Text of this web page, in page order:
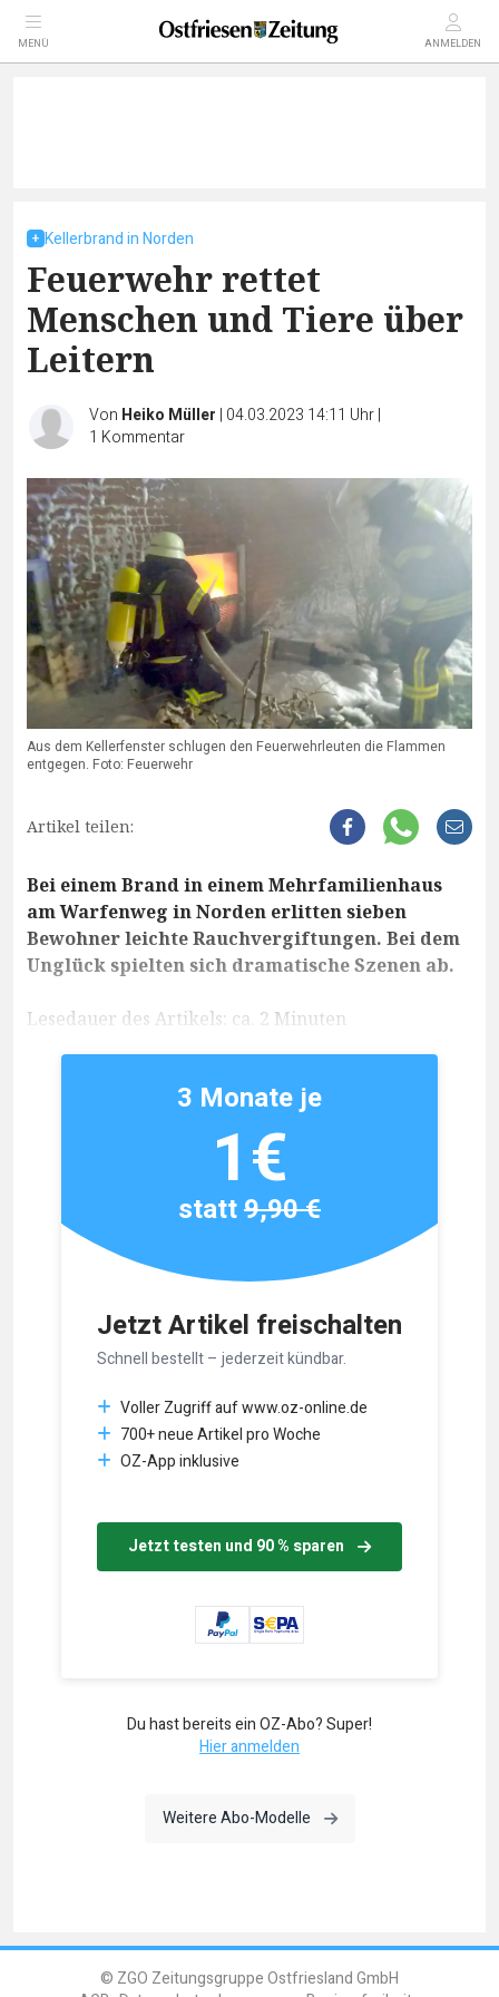
MENÜ ANMELDEN
Kellerbrand in Norden
Feuerwehr rettet
Menschen und Tiere über
Leitern
Von Heiko Müller | 04.03.2023 14:11 Uhr|
1 Kommentar
Aus dem Kellerfenster schlugen den Feuerwehrleuten die Flammen
entgegen. Foto: Feuerwehr
Artikel teilen:
Bei einem Brand in einem Mehrfamilienhaus
am Warfenweg in Norden erlitten sieben
Bewohner leichte Rauchvergiftungen. Bei dem
Unglück spielten sich dramatische Szenen ab.
Lesedauer des Artikels: ca. 2 Minuten
Jetzt Artikel freischalten
Schnell bestellt – jederzeit kündbar.
Voller Zugriff auf www.oz-online.de
700+ neue Artikel pro Woche
OZ-App inklusive
Jetzt testen und 90 % sparen
3 Monate je
1€
statt9,90 €
Du hast bereits ein OZ-Abo? Super!
Hier anmelden
Weitere Abo-Modelle
© ZGO Zeitungsgruppe Ostfriesland GmbH